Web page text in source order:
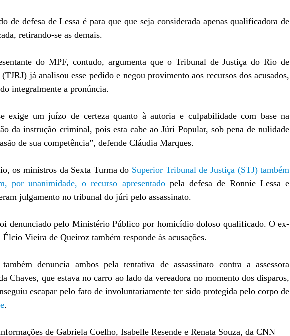
de defesa de Lessa é para que que seja considerada apenas qualificadora de
retirando-se as demais.
do MPF, contudo, argumenta que o Tribunal de Justiça do Rio de
(TJRJ) já analisou esse pedido e negou provimento aos recursos dos acusados,
integralmente a pronúncia.
exige um juízo de certeza quanto à autoria e culpabilidade com base na
da instrução criminal, pois esta cabe ao Júri Popular, sob pena de nulidade
de sua competência”, defende Cláudia Marques.
os ministros da Sexta Turma do Superior Tribunal de Justiça (STJ) também
por unanimidade, o recurso apresentadopela defesa de Ronnie Lessa e
julgamento no tribunal do júri pelo assassinato.
denunciado pelo Ministério Público por homicídio doloso qualificado. O ex-
Vieira de Queiroz também responde às acusações.
denuncia ambos pela tentativa de assassinato contra a assessora
Chaves, que estava no carro ao lado da vereadora no momento dos disparos,
escapar pelo fato de involuntariamente ter sido protegida pelo corpo de
.
de Gabriela Coelho, Isabelle Resende e Renata Souza, da CNN